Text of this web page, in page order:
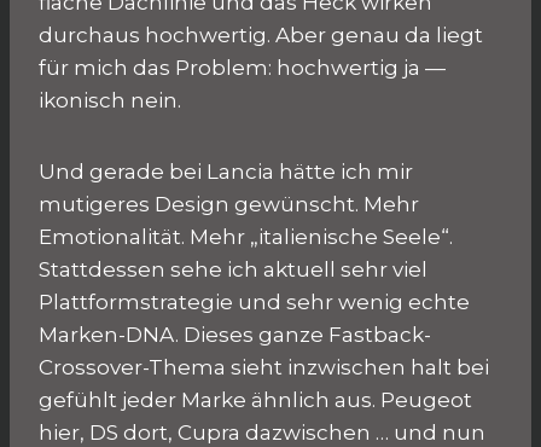
durchaus hochwertig. Aber genau da liegt
für mich das Problem: hochwertig ja —
ikonisch nein.
Und gerade bei Lancia hätte ich mir
mutigeres Design gewünscht. Mehr
Emotionalität. Mehr „italienische Seele“.
Stattdessen sehe ich aktuell sehr viel
Plattformstrategie und sehr wenig echte
Marken-DNA. Dieses ganze Fastback-
Crossover-Thema sieht inzwischen halt bei
gefühlt jeder Marke ähnlich aus. Peugeot
hier, DS dort, Cupra dazwischen … und nun